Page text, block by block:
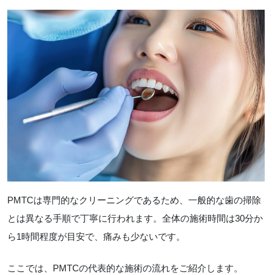
PMTCは専門的なクリーニングであるため、一般的な歯の掃除
とは異なる手順で丁寧に行われます。全体の施術時間は30分か
ら1時間程度が目安で、痛みも少ないです。
ここでは、PMTCの代表的な施術の流れをご紹介します。